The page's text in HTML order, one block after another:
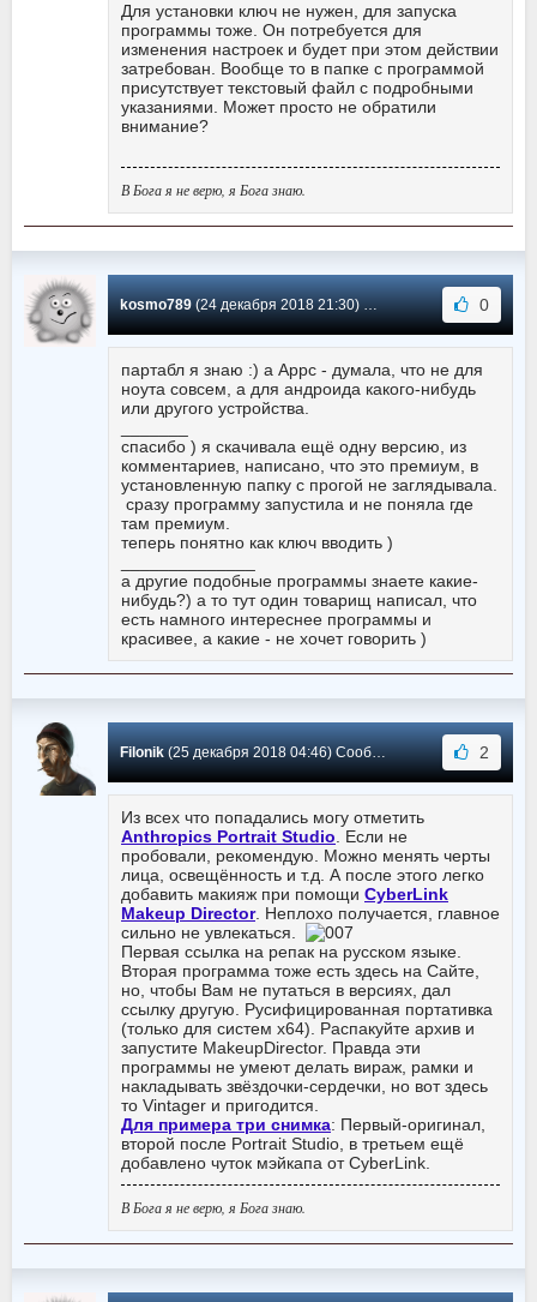
Для установки ключ не нужен, для запуска
программы тоже. Он потребуется для
изменения настроек и будет при этом действии
затребован. Вообще то в папке с программой
присутствует текстовый файл с подробными
указаниями. Может просто не обратили
внимание?
В Бога я не верю, я Бога знаю.
kosmo789(24 декабря 2018 21:30) Сообщение #6 0
партабл я знаю :) а Appc - думала, что не для
ноута совсем, а для андроида какого-нибудь
или другого устройства.
спасибо ) я скачивала ещё одну версию, из
комментариев, написано, что это премиум, в
установленную папку с прогой не заглядывала.
сразу программу запустила и не поняла где
там премиум.
теперь понятно как ключ вводить )
а другие подобные программы знаете какие-
нибудь?) а то тут один товарищ написал, что
есть намного интереснее программы и
красивее, а какие - не хочет говорить )
Filonik(25 декабря 2018 04:46) Сообщение #5 2
Из всех что попадались могу отметить
Anthropics Portrait Studio. Если не
пробовали, рекомендую. Можно менять черты
лица, освещённость и т.д. А после этого легко
добавить макияж при помощи CyberLink
Makeup Director. Неплохо получается, главное
сильно не увлекаться.
Первая ссылка на репак на русском языке.
Вторая программа тоже есть здесь на Сайте,
но, чтобы Вам не путаться в версиях, дал
ссылку другую. Русифицированная портативка
(только для систем x64). Распакуйте архив и
запустите MakeupDirector. Правда эти
программы не умеют делать вираж, рамки и
накладывать звёздочки-сердечки, но вот здесь
то Vintager и пригодится.
Для примера три снимка: Первый-оригинал,
второй после Portrait Studio, в третьем ещё
добавлено чуток мэйкапа от CyberLink.
В Бога я не верю, я Бога знаю.